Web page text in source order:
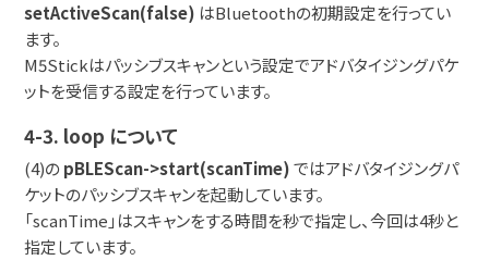
setActiveScan(false) はBluetoothの初期設定を行ってい
ます。
M5Stickはパッシブスキャンという設定でアドバタイジングパケ
ットを受信する設定を行っています。
4-3. loop について
(4)の pBLEScan->start(scanTime)ではアドバタイジングパ
ケットのパッシブスキャンを起動しています。
「scanTime」はスキャンをする時間を秒で指定し、今回は4秒と
指定しています。